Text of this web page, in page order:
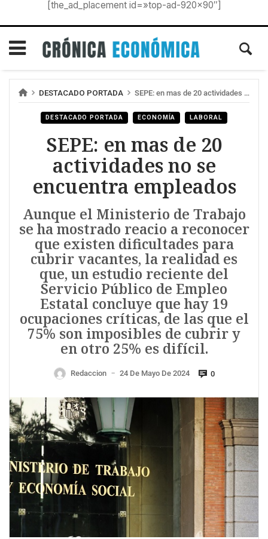
[the_ad_placement id=»top-ad-920×90″]
DESTACADO PORTADA SEPE: en mas de 20 actividades no se encuentra empleados
DESTACADO PORTADA ECONOMÍA LABORAL
SEPE: en mas de 20
actividades no se
encuentra empleados
Aunque el Ministerio de Trabajo
se ha mostrado reacio a reconocer
que existen dificultades para
cubrir vacantes, la realidad es
que, un estudio reciente del
Servicio Público de Empleo
Estatal concluye que hay 19
ocupaciones críticas, de las que el
75% son imposibles de cubrir y
en otro 25% es difícil.
Redaccion — 24 De Mayo De 2024 0